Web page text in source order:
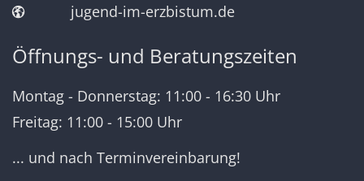
jugend-im-erzbistum.de
Öffnungs- und Beratungszeiten
Montag - Donnerstag: 11:00 - 16:30 Uhr
Freitag: 11:00 - 15:00 Uhr
... und nach Terminvereinbarung!